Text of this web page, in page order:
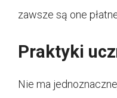
zawsze są one
Praktyki
Nie ma